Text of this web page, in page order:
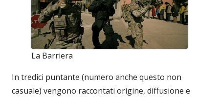
La Barriera
In tredici puntante (numero anche questo non
casuale) vengono raccontati origine, diffusione e